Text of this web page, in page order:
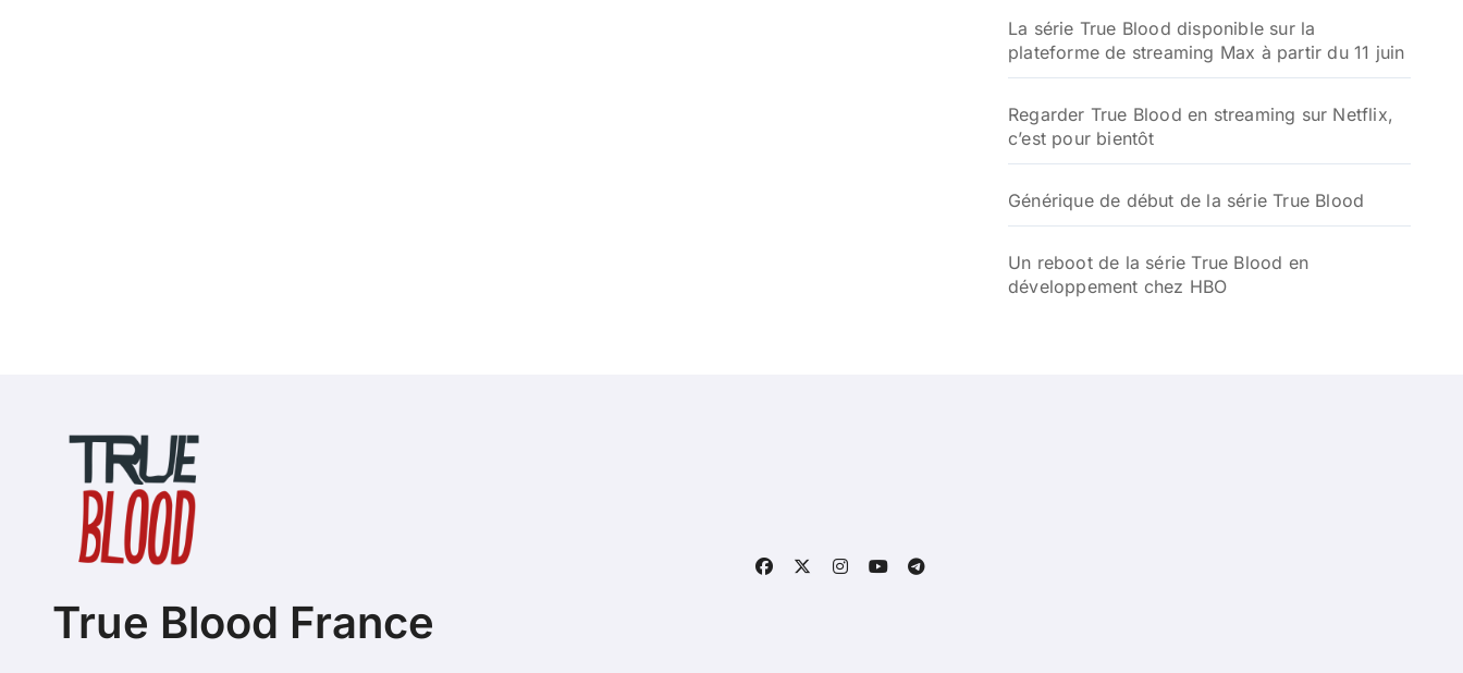
La série True Blood disponible sur la
plateforme de streaming Max à partir du 11 juin
Regarder True Blood en streaming sur Netflix,
c’est pour bientôt
Générique de début de la série True Blood
Un reboot de la série True Blood en
développement chez HBO
True Blood France